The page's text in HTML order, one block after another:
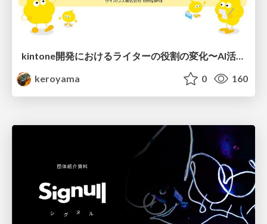
kintone開発における​ライターの役割の変化​〜AI活用を添えて〜 / Changes in the Role of Writers in Kintone Development
keroyama
0 160